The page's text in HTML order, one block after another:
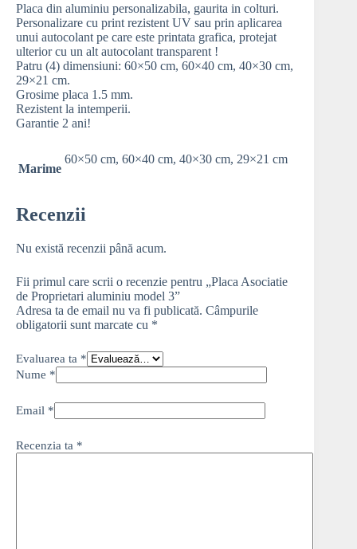
Placa din aluminiu personalizabila, gaurita in colturi.
Personalizare cu print rezistent UV sau prin aplicarea
unui autocolant pe care este printata grafica, protejat
ulterior cu un alt autocolant transparent !
Patru (4) dimensiuni: 60×50 cm, 60×40 cm, 40×30 cm,
29×21 cm.
Grosime placa 1.5 mm.
Rezistent la intemperii.
Garantie 2 ani!
Marime
60×50 cm, 60×40 cm, 40×30 cm, 29×21 cm
Recenzii
Nu există recenzii până acum.
Fii primul care scrii o recenzie pentru „Placa Asociatie
de Proprietari aluminiu model 3”
Adresa ta de email nu va fi publicată. Câmpurile
obligatorii sunt marcate cu *
Evaluarea ta *
Nume *
Email *
Recenzia ta *